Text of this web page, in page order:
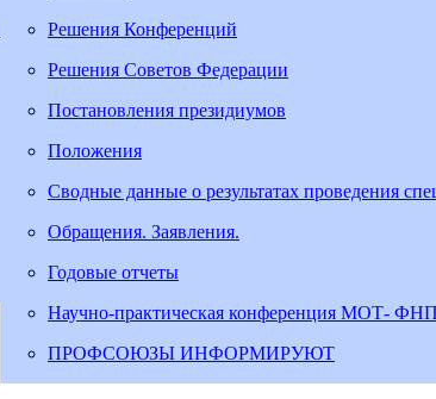
Решения Конференций
Решения Советов Федерации
Постановления президиумов
Положения
Сводные данные о результатах проведения
Обращения. Заявления.
Годовые отчеты
Научно-практическая конференция МОТ-
ПРОФСОЮЗЫ ИНФОРМИРУЮТ